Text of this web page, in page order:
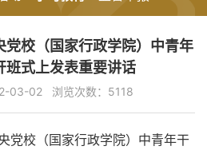
党校（国家行政学院）中青年
班式上发表重要讲话
03-02 浏览次数：5118
校（国家行政学院）中青年干